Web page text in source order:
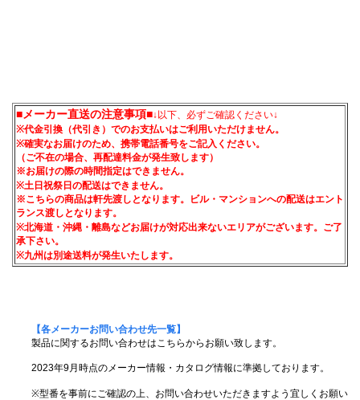
■メーカー直送の注意事項■↓以下、必ずご確認ください↓
※代金引換（代引き）でのお支払いはご利用いただけません。
※確実なお届けのため、携帯電話番号をご記入ください。
（ご不在の場合、再配達料金が発生致します）
※お届けの際の時間指定はできません。
※土日祝祭日の配送はできません。
※こちらの商品は軒先渡しとなります。ビル・マンションへの配送はエント
ランス渡しとなります。
※北海道・沖縄・離島などお届けが対応出来ないエリアがございます。ご了
承下さい。
※九州は別途送料が発生いたします。
【各メーカーお問い合わせ先一覧】
製品に関するお問い合わせはこちらからお願い致します。
2023年9月時点のメーカー情報・カタログ情報に準拠しております。
※型番を事前にご確認の上、お問い合わせいただきますよう宜しくお願い